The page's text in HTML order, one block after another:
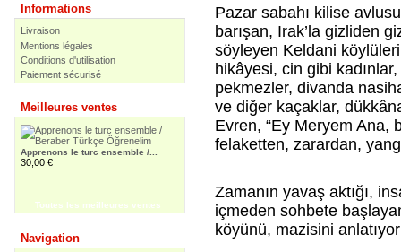
Informations
Livraison
Mentions légales
Conditions d'utilisation
Paiement sécurisé
Meilleures ventes
Apprenons le turc ensemble /...
30,00 €
55,00 €
Toutes les meilleures ventes
Navigation
Pazar sabahı kilise
barışan, Irak’la gizliden
söyleyen Keldani
hikâyesi, cin gibi
pekmezler, divanda
ve diğer kaçaklar,
Evren, “Ey Meryem Ana,
felaketten, zarardan,
Zamanın yavaş aktığı,
içmeden sohbete
köyünü, mazisini